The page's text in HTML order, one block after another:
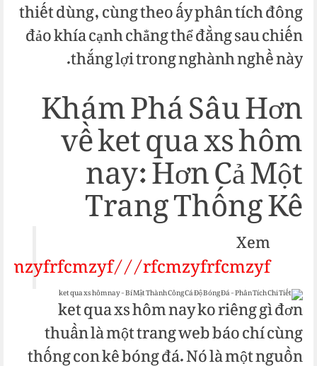
thiết dùng, cùng theo ấy phân tích đông
đảo khía cạnh chẳng thể đằng sau chiến
thắng lợi trong nghành nghề này.
Khám Phá Sâu Hơn
về ket qua xs hôm
nay: Hơn Cả Một
Trang Thống Kê
Xem
rfcmzyfrfcmzyf/
ket qua xs hôm nay ko riêng gì đơn
thuần là một trang web báo chí cùng